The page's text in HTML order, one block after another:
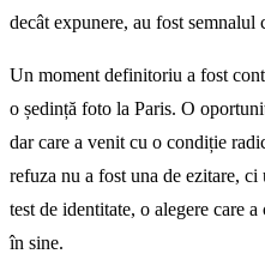
decât expunere, au fost semnalul
Un moment definitoriu a fost
o ședință foto la Paris. O
dar care a venit cu o condiție
refuza nu a fost una de ezitare,
test de identitate, o alegere care
în sine.